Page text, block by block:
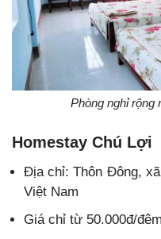
Phòng nghỉ rộng
Homestay Chú Lợi
Địa chỉ: Thôn Đông,
Việt Nam
Giá chỉ từ 50.000đ/đêm